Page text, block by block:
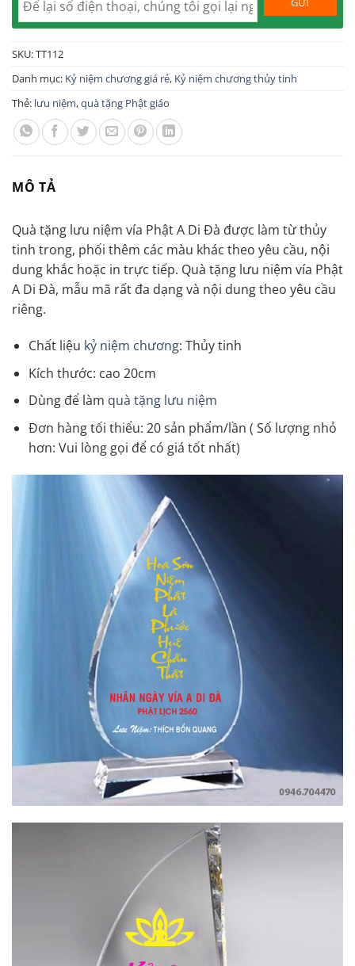
SKU:TT112
Danh mục: Kỷ niệm chương giá rẻ, Kỷ niệm chương thủy tinh
Thẻ: lưu niệm,quà tặng Phật giáo
MÔ TẢ
Quà tặng lưu niệm vía Phật A Di Đà được làm từ thủy
tinh trong, phối thêm các màu khác theo yêu cầu, nội
dung khắc hoặc in trực tiếp. Quà tặng lưu niệm vía Phật
A Di Đà, mẫu mã rất đa dạng và nội dung theo yêu cầu
riêng.
Chất liệu kỷ niệm chương: Thủy tinh
Kích thước: cao 20cm
Dùng để làm quà tặng lưu niệm
Đơn hàng tối thiểu: 20 sản phẩm/lần ( Số lượng nhỏ
hơn: Vui lòng gọi để có giá tốt nhất)